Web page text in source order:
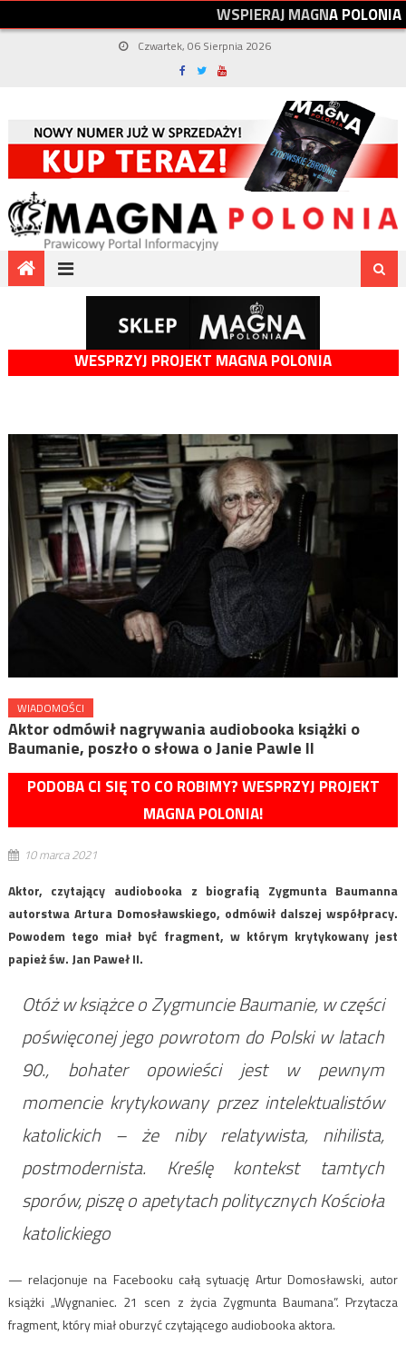
WSPIERAJMAGNAPOLONIA
Czwartek, 06 Sierpnia 2026
WESPRZYJ PROJEKT MAGNA POLONIA
WIADOMOŚCI
Aktor odmówił nagrywania audiobooka książki o
Baumanie, poszło o słowa o Janie Pawle II
PODOBA CI SIĘ TO CO ROBIMY? WESPRZYJ PROJEKT
MAGNA POLONIA!
10 marca 2021
Aktor, czytający audiobooka z biografią Zygmunta Baumanna
autorstwa Artura Domosławskiego, odmówił dalszej współpracy.
Powodem tego miał być fragment, w którym krytykowany jest
papież św. Jan Paweł II.
Otóż w książce o Zygmuncie Baumanie, w części
poświęconej jego powrotom do Polski w latach
90., bohater opowieści jest w pewnym
momencie krytykowany przez intelektualistów
katolickich – że niby relatywista, nihilista,
postmodernista. Kreślę kontekst tamtych
sporów, piszę o apetytach politycznych Kościoła
katolickiego
— relacjonuje na Facebooku całą sytuację Artur Domosławski, autor
książki „Wygnaniec. 21 scen z życia Zygmunta Baumana”. Przytacza
fragment, który miał oburzyć czytającego audiobooka aktora.